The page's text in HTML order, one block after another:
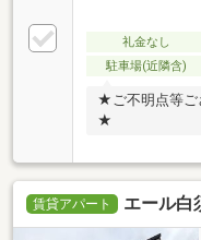
礼金なし
駐車場(近隣含)
★ご不明点等ご
★
賃貸アパート エール白